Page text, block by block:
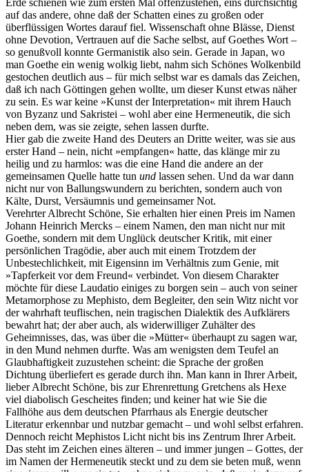
Erde schienen wie zum ersten Mal offenzustehen, eins durchsichtig
auf das andere, ohne daß der Schatten eines zu großen oder
überflüssigen Wortes darauf fiel. Wissenschaft ohne Blässe, Dienst
ohne Devotion, Vertrauen auf die Sache selbst, auf Goethes Wort –
so genußvoll konnte Germanistik also sein. Gerade in Japan, wo
man Goethe ein wenig wolkig liebt, nahm sich Schönes Wolkenbild
gestochen deutlich aus – für mich selbst war es damals das Zeichen,
daß ich nach Göttingen gehen wollte, um dieser Kunst etwas näher
zu sein. Es war keine »Kunst der Interpretation« mit ihrem Hauch
von Byzanz und Sakristei – wohl aber eine Hermeneutik, die sich
neben dem, was sie zeigte, sehen lassen durfte.
Hier gab die zweite Hand des Deuters an Dritte weiter, was sie aus
erster Hand – nein, nicht »empfangen« hatte, das klänge mir zu
heilig und zu harmlos: was die eine Hand die andere an der
gemeinsamen Quelle hatte tun und lassen sehen. Und da war dann
nicht nur von Ballungswundern zu berichten, sondern auch von
Kälte, Durst, Versäumnis und gemeinsamer Not.
Verehrter Albrecht Schöne, Sie erhalten hier einen Preis im Namen
Johann Heinrich Mercks – einem Namen, den man nicht nur mit
Goethe, sondern mit dem Unglück deutscher Kritik, mit einer
persönlichen Tragödie, aber auch mit einem Trotzdem der
Unbestechlichkeit, mit Eigensinn im Verhältnis zum Genie, mit
»Tapferkeit vor dem Freund« verbindet. Von diesem Charakter
möchte für diese Laudatio einiges zu borgen sein – auch von seiner
Metamorphose zu Mephisto, dem Begleiter, den sein Witz nicht vor
der wahrhaft teuflischen, nein tragischen Dialektik des Aufklärers
bewahrt hat; der aber auch, als widerwilliger Zuhälter des
Geheimnisses, das, was über die »Mütter« überhaupt zu sagen war,
in den Mund nehmen durfte. Was am wenigsten dem Teufel an
Glaubhaftigkeit zuzustehen scheint: die Sprache der großen
Dichtung überliefert es gerade durch ihn. Man kann in Ihrer Arbeit,
lieber Albrecht Schöne, bis zur Ehrenrettung Gretchens als Hexe
viel diabolisch Gescheites finden; und keiner hat wie Sie die
Fallhöhe aus dem deutschen Pfarrhaus als Energie deutscher
Literatur erkennbar und nutzbar gemacht – und wohl selbst erfahren.
Dennoch reicht Mephistos Licht nicht bis ins Zentrum Ihrer Arbeit.
Das steht im Zeichen eines älteren – und immer jungen – Gottes, der
im Namen der Hermeneutik steckt und zu dem sie beten muß, wenn